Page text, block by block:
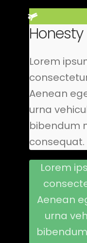
Honesty
Lorem
Aenean
urna
bibendum
consequat.
Lorem
Aenean
urna